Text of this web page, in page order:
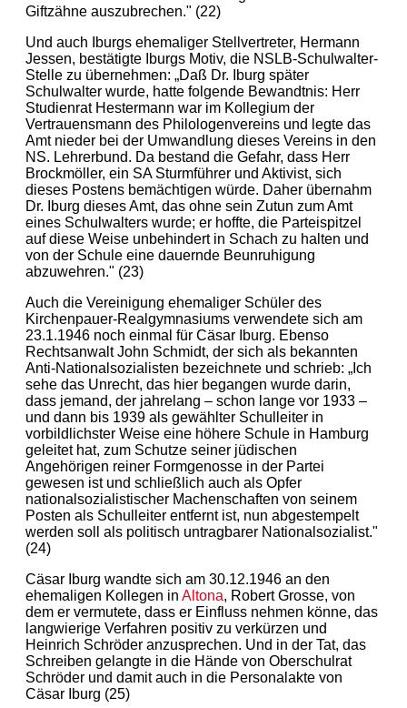
Giftzähne auszubrechen." (22)
Und auch Iburgs ehemaliger Stellvertreter, Hermann
Jessen, bestätigte Iburgs Motiv, die NSLB-Schulwalter-
Stelle zu übernehmen: „Daß Dr. Iburg später
Schulwalter wurde, hatte folgende Bewandtnis: Herr
Studienrat Hestermann war im Kollegium der
Vertrauensmann des Philologenvereins und legte das
Amt nieder bei der Umwandlung dieses Vereins in den
NS. Lehrerbund. Da bestand die Gefahr, dass Herr
Brockmöller, ein SA Sturmführer und Aktivist, sich
dieses Postens bemächtigen würde. Daher übernahm
Dr. Iburg dieses Amt, das ohne sein Zutun zum Amt
eines Schulwalters wurde; er hoffte, die Parteispitzel
auf diese Weise unbehindert in Schach zu halten und
von der Schule eine dauernde Beunruhigung
abzuwehren." (23)
Auch die Vereinigung ehemaliger Schüler des
Kirchenpauer-Realgymnasiums verwendete sich am
23.1.1946 noch einmal für Cäsar Iburg. Ebenso
Rechtsanwalt John Schmidt, der sich als bekannten
Anti-Nationalsozialisten bezeichnete und schrieb: „Ich
sehe das Unrecht, das hier begangen wurde darin,
dass jemand, der jahrelang – schon lange vor 1933 –
und dann bis 1939 als gewählter Schulleiter in
vorbildlichster Weise eine höhere Schule in Hamburg
geleitet hat, zum Schutze seiner jüdischen
Angehörigen reiner Formgenosse in der Partei
gewesen ist und schließlich auch als Opfer
nationalsozialistischer Machenschaften von seinem
Posten als Schulleiter entfernt ist, nun abgestempelt
werden soll als politisch untragbarer Nationalsozialist."
(24)
Cäsar Iburg wandte sich am 30.12.1946 an den
ehemaligen Kollegen in Altona, Robert Grosse, von
dem er vermutete, dass er Einfluss nehmen könne, das
langwierige Verfahren positiv zu verkürzen und
Heinrich Schröder anzusprechen. Und in der Tat, das
Schreiben gelangte in die Hände von Oberschulrat
Schröder und damit auch in die Personalakte von
Cäsar Iburg (25)